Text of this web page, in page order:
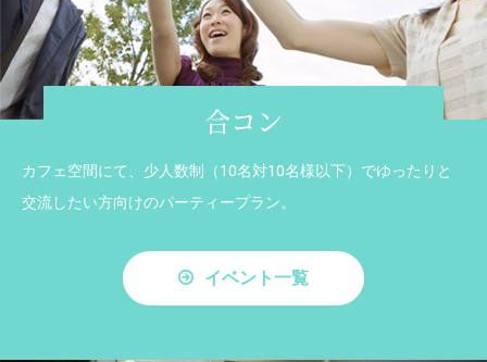
合コン
カフェ空間にて、少人数制（10名対10名様以下）でゆったりと
交流したい方向けのパーティープラン。
イベント一覧